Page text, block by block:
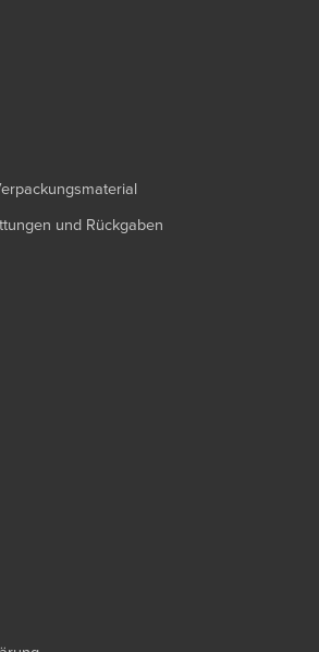
und Rückgaben